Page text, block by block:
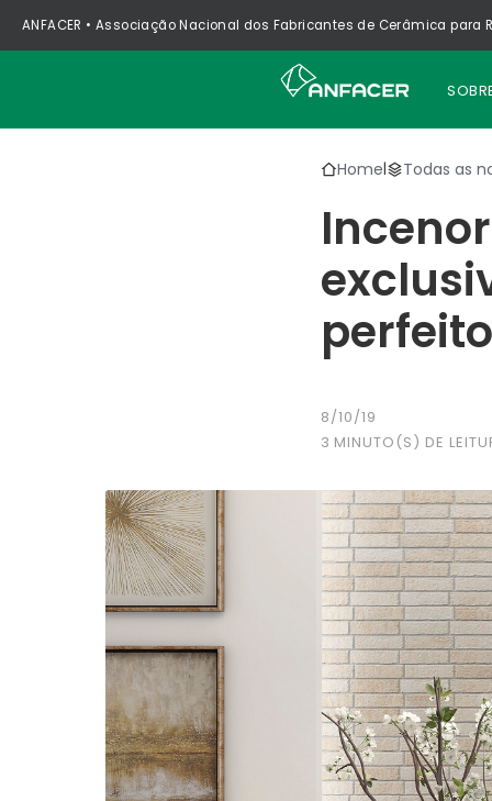
ANFACER • Associação Nacional dos Fabricantes de Cerâmica
Home| Todas as
perfeito
8/10/19
3 MINUTO(S) DE